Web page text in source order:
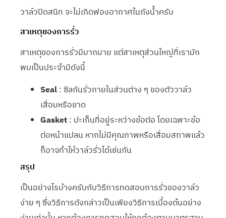
วาล์วปิดสนิท จะไม่เกิดฟองอากาศในถังน้ำครับ
สาเหตุของการรั่ว
สาเหตุของการรั่วมีมากมาย แต่สาเหตุส่วนใหญ่ที่เรามัก
พบเป็นประจำมีดังนี้
Seal: ซีลกันรั่วภายในส่วนต่าง ๆ ของตัววาล์ว
เสื่อมหรือขาด
Gasket: ปะเก็นที่อยู่ระหว่างข้อต่อ โดยเฉพาะข้อ
ต่อหน้าแปลน หากไม่มีคุณภาพหรือเสื่อมสภาพแล้ว
ก็อาจทำให้วาล์วรั่วได้เช่นกัน
สรุป
เป็นอย่างไรบ้างครับกับวิธีการทดสอบการรั่วของวาล์ว
ง่าย ๆ ซึ่งวิธีการดังกล่าวเป็นเพียงวิธีการเบื้องต้นอย่าง